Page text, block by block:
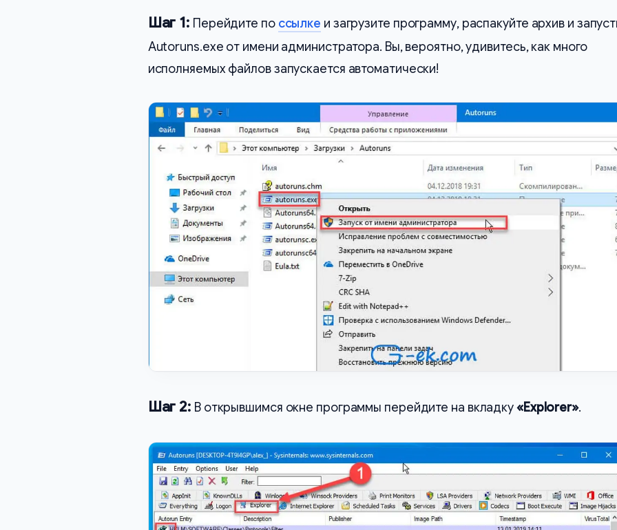
Шаг 1: Перейдите по ссылке и загрузите программу, распакуйте архив и
Autoruns.exe от имени администратора. Вы, вероятно, удивитесь, как много
исполняемых файлов запускается автоматически!
Шаг 2: В открывшимся окне программы перейдите на вкладку«Explorer».